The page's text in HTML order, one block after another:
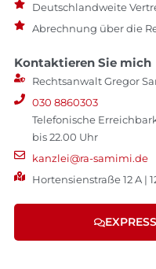
Deutschlandweite
Abrechnung über die
Kontaktieren Sie mich
Rechtsanwalt Gregor
030 8860303
Telefonische
bis 22.00 Uhr
kanzlei@ra-samimi.de
Hortensienstraße 12 A |